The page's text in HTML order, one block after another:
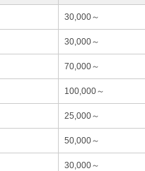
30,000～
30,000～
70,000～
100,000～
25,000～
50,000～
30,000～